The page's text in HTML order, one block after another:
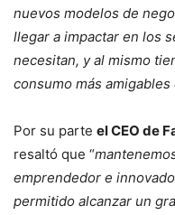
nuevos modelos de
llegar a impactar en los
necesitan, y al mismo
consumo más
Por su parte el CEO de
resaltó que “
emprendedor e
permitido alcanzar un